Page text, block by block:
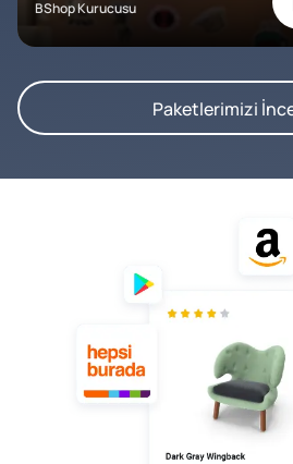
BShop Kurucusu
Paketlerimizi